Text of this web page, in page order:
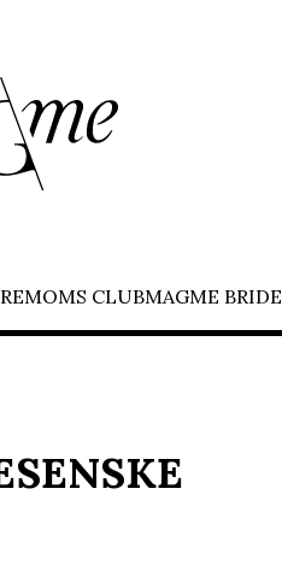
MOMS CLUBMAGME BRIDE